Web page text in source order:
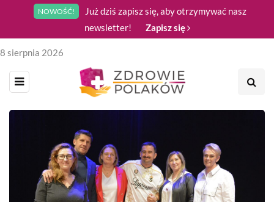
NOWOŚĆ!
Już dziś zapisz się, aby otrzymywać nasz
newsletter!
Zapisz się
8 sierpnia 2026